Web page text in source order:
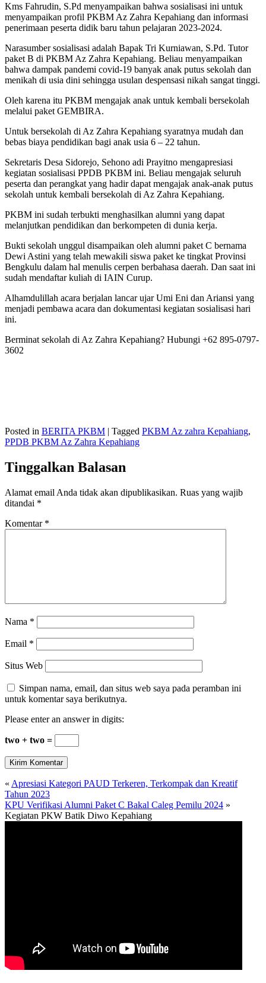
Kms Fahrudin, S.Pd menyampaikan bahwa sosialisasi ini untuk
menyampaikan profil PKBM Az Zahra Kepahiang dan informasi
penerimaan peserta didik baru tahun pelajaran 2023-2024.
Narasumber sosialisasi adalah Bapak Tri Kurniawan, S.Pd. Tutor
paket B di PKBM Az Zahra Kepahiang. Beliau menyampaikan
bahwa dampak pandemi covid-19 banyak anak putus sekolah dan
menikah di usia dini sehingga usulan despensasi nikah sangat tinggi.
Oleh karena itu PKBM mengajak anak untuk kembali bersekolah
melalui paket GEMBIRA.
Untuk bersekolah di Az Zahra Kepahiang syaratnya mudah dan
bebas biaya pendidikan bagi anak usia 6 – 22 tahun.
Sekretaris Desa Sidorejo, Sehono adi Prayitno mengapresiasi
kegiatan sosialisasi PPDB PKBM ini. Beliau mengajak seluruh
peserta dan perangkat yang hadir dapat mengajak anak-anak putus
sekolah untuk kembali bersekolah di Az Zahra Kepahiang.
PKBM ini sudah terbukti menghasilkan alumni yang dapat
melanjutkan pendidikan dan berkompeten di dunia kerja.
Bukti sekolah unggul disampaikan oleh alumni paket C bernama
Dewi Astini yang telah mewakili siswa paket ke tingkat Provinsi
Bengkulu dalam hal menulis cerpen berbahasa daerah. Dan saat ini
sudah mendaftar kuliah di IAIN Curup.
Alhamdulillah acara berjalan lancar ujar Umi Eni dan Ariansi yang
menjadi pembawa acara dan dokumentasi kegiatan sosialisasi hari
ini.
Berminat sekolah di Az Zahra Kepahiang? Hubungi +62 895-0797-
3602
Posted in BERITA PKBM | Tagged PKBM Az zahra Kepahiang,
PPDB PKBM Az Zahra Kepahiang
Tinggalkan Balasan
Alamat email Anda tidak akan dipublikasikan. Ruas yang wajib
ditandai *
Komentar *
Nama *
Email *
Situs Web
Simpan nama, email, dan situs web saya pada peramban ini
untuk komentar saya berikutnya.
Please enter an answer in digits:
two + two =
« Apresiasi Kategori PAUD Terkeren, Terkompak dan Kreatif
Tahun 2023
KPU Verifikasi Alumni Paket C Bakal Caleg Pemilu 2024 »
Kegiatan PKW Batik Diwo Kepahiang